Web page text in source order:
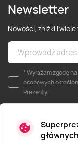
Newsletter
Nowości, zniżki i
* Wyrażam zgodę
osobowych
Prezenty.